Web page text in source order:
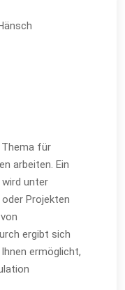
für
arbeiten. Ein
unter
Projekten
ergibt sich
ermöglicht,